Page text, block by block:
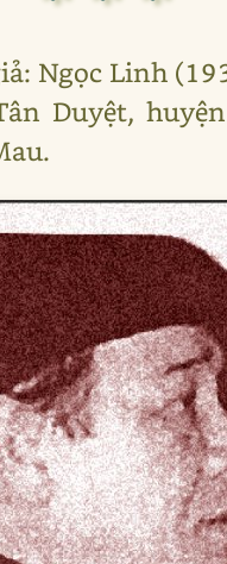
Ngọc Linh
Duyệt,